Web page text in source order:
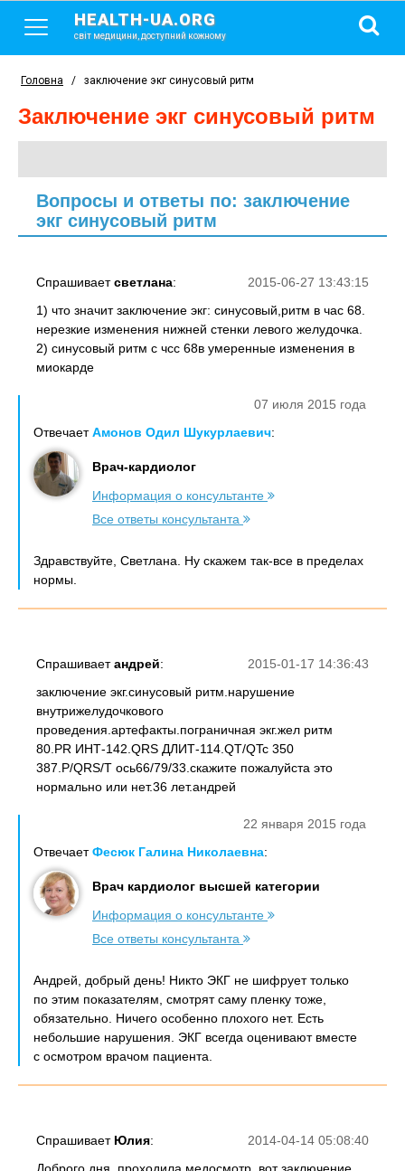
HEALTH-UA.ORG
світ медицини, доступний кожному
Головна / заключение экг синусовый ритм
заключение экг синусовый ритм
Вопросы и ответы по: заключение
экг синусовый ритм
2015-06-27 13:43:15
Спрашиваетсветлана:
1) что значит заключение экг: синусовый,ритм в час 68.
нерезкие изменения нижней стенки левого желудочка.
2) синусовый ритм с чсс 68в умеренные изменения в
миокарде
07 июля 2015 года
ОтвечаетАмонов Одил Шукурлаевич:
Врач-кардиолог
Информация о консультанте
Все ответы консультанта
Здравствуйте, Светлана. Ну скажем так-все в пределах
нормы.
2015-01-17 14:36:43
Спрашиваетандрей:
заключение экг.синусовый ритм.нарушение
внутрижелудочкового
проведения.артефакты.пограничная экг.жел ритм
80.PR ИНТ-142.QRS ДЛИТ-114.QT/QTc 350
387.P/QRS/T ось66/79/33.скажите пожалуйста это
нормально или нет.36 лет.андрей
22 января 2015 года
ОтвечаетФесюк Галина Николаевна:
Врач кардиолог высшей категории
Информация о консультанте
Все ответы консультанта
Андрей, добрый день! Никто ЭКГ не шифрует только
по этим показателям, смотрят саму пленку тоже,
обязательно. Ничего особенно плохого нет. Есть
небольшие нарушения. ЭКГ всегда оценивают вместе
с осмотром врачом пациента.
2014-04-14 05:08:40
Спрашивает Юлия: